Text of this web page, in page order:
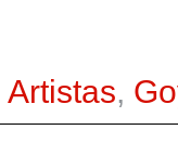
Artistas,